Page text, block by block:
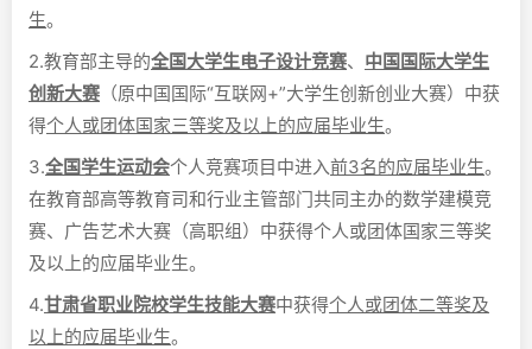
生。
2.教育部主导的全国大学生电子设计竞赛、 中国国际大学生
创新大赛 （原中国国际“互联网+”大学生创新创业大赛）中获
得个人或团体国家三等奖及以上的应届毕业生。
3.全国学生运动会个人竞赛项目中进入前3名的应届毕业生。
在教育部高等教育司和行业主管部门共同主办的数学建模竞
赛、广告艺术大赛（高职组）中获得个人或团体国家三等奖
及以上的应届毕业生。
4.甘肃省职业院校学生技能大赛中获得个人或团体二等奖及
以上的应届毕业生。